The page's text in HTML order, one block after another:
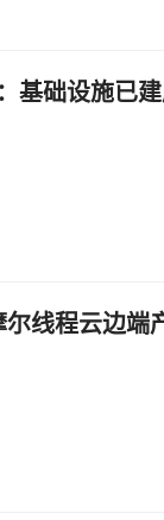
基础设施已
线程云边端